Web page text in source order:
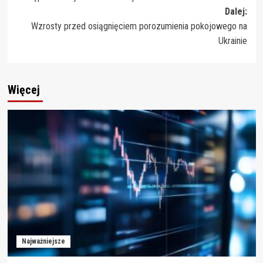
Dalej:
Wzrosty przed osiągnięciem porozumienia pokojowego na
Ukrainie
Więcej
Najważniejsze